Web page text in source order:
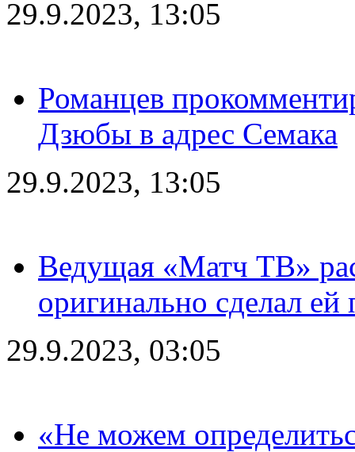
29.9.2023, 13:05
Романцев
Дзюбы в адрес Семака
29.9.2023, 13:05
Ведущая «Матч ТВ»
оригинально сделал ей
29.9.2023, 03:05
«Не можем